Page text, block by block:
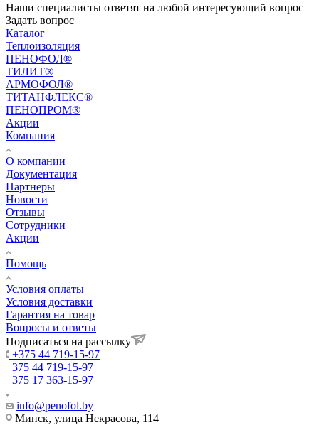
Наши специалисты ответят на любой интересующий вопрос
Задать вопрос
Каталог
Теплоизоляция
ПЕНОФОЛ®
ТИЛИТ®
АРМОФОЛ®
ТИТАНФЛЕКС®
ПЕНОПРОМ®
Акции
Компания
О компании
Документация
Партнеры
Новости
Отзывы
Сотрудники
Акции
Помощь
Условия оплаты
Условия доставки
Гарантия на товар
Вопросы и ответы
Подписаться на рассылку
+375 44 719-15-97
+375 44 719-15-97
+375 17 363-15-97
info@penofol.by
Минск, улица Некрасова, 114